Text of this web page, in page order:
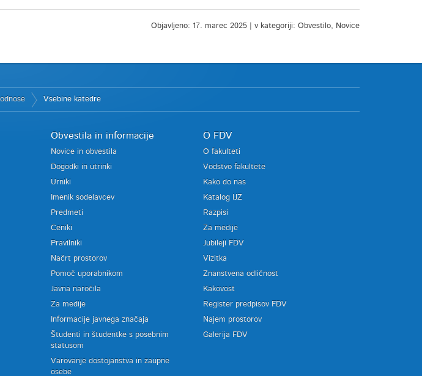
Objavljeno: 17. marec 2025 | v kategoriji: Obvestilo, Novice
Vsebine katedre
Obvestila in informacije
Novice in obvestila
Dogodki in utrinki
Urniki
Imenik sodelavcev
Predmeti
Ceniki
Pravilniki
Načrt prostorov
Pomoč uporabnikom
Javna naročila
Za medije
Informacije javnega značaja
Študenti in študentke s posebnim
statusom
Varovanje dostojanstva in zaupne
osebe
O FDV
O fakulteti
Vodstvo fakultete
Kako do nas
Katalog IJZ
Razpisi
Za medije
Jubileji FDV
Vizitka
Znanstvena odličnost
Kakovost
Register predpisov FDV
Najem prostorov
Galerija FDV